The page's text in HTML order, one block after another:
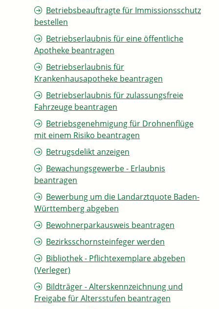
Betriebsbeauftragte für Immissionsschutz
bestellen
Betriebserlaubnis für eine öffentliche
Apotheke beantragen
Betriebserlaubnis für
Krankenhausapotheke beantragen
Betriebserlaubnis für zulassungsfreie
Fahrzeuge beantragen
Betriebsgenehmigung für Drohnenflüge
mit einem Risiko beantragen
Betrugsdelikt anzeigen
Bewachungsgewerbe - Erlaubnis
beantragen
Bewerbung um die Landarztquote Baden-
Württemberg abgeben
Bewohnerparkausweis beantragen
Bezirksschornsteinfeger werden
Bibliothek - Pflichtexemplare abgeben
(Verleger)
Bildträger - Alterskennzeichnung und
Freigabe für Altersstufen beantragen